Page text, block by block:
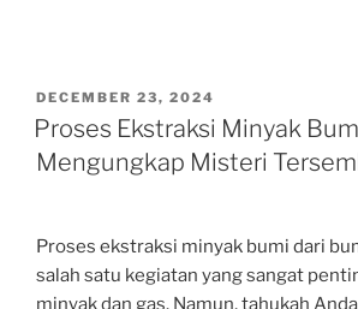
POSTED
ON
DECEMBER 23, 2024
Proses Ekstraksi Minyak
Mengungkap Misteri
Proses ekstraksi minyak bumi dari
salah satu kegiatan yang sangat
minyak dan gas. Namun, tahukah